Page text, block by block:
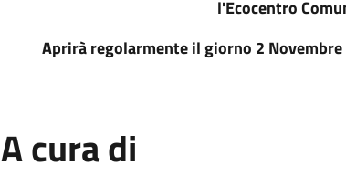
l'Ecocentro
Aprirà regolarmente il giorno 2
A cura di